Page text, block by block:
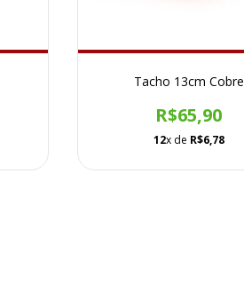
Tacho 13cm Cobre
R$65,90
12x de R$6,78